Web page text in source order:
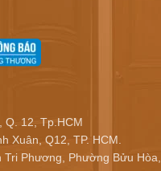
Q. 12, Tp.HCM
Xuân, Q12, TP. HCM.
Phương, Phường Bửu Hòa,